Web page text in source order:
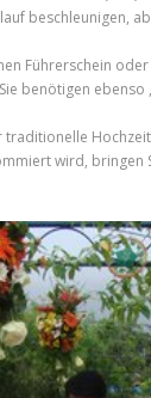
beschleunigen,
Führerschein
benötigen
wird, bringen